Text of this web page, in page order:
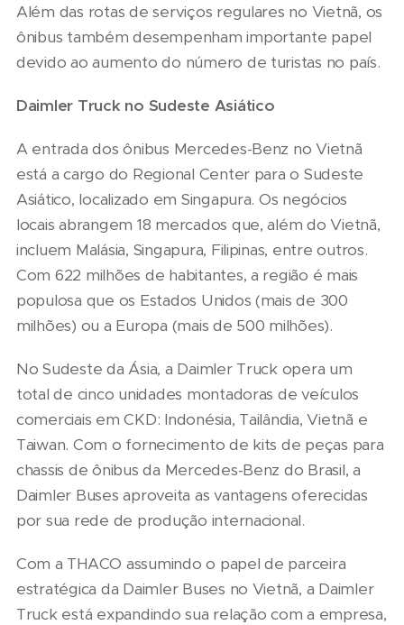
Além das rotas de serviços regulares no Vietnã, os
ônibus também desempenham importante papel
devido ao aumento do número de turistas no país.
Daimler Truck no Sudeste Asiático
A entrada dos ônibus Mercedes-Benz no Vietnã
está a cargo do Regional Center para o Sudeste
Asiático, localizado em Singapura. Os negócios
locais abrangem 18 mercados que, além do Vietnã,
incluem Malásia, Singapura, Filipinas, entre outros.
Com 622 milhões de habitantes, a região é mais
populosa que os Estados Unidos (mais de 300
milhões) ou a Europa (mais de 500 milhões).
No Sudeste da Ásia, a Daimler Truck opera um
total de cinco unidades montadoras de veículos
comerciais em CKD: Indonésia, Tailândia, Vietnã e
Taiwan. Com o fornecimento de kits de peças para
chassis de ônibus da Mercedes-Benz do Brasil, a
Daimler Buses aproveita as vantagens oferecidas
por sua rede de produção internacional.
Com a THACO assumindo o papel de parceira
estratégica da Daimler Buses no Vietnã, a Daimler
Truck está expandindo sua relação com a empresa,